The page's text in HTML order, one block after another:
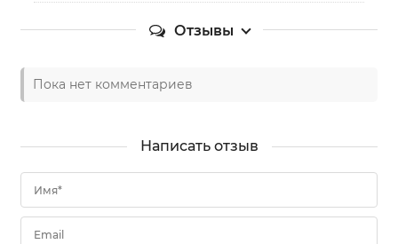
Отзывы
Пока нет комментариев
Написать отзыв
Имя*
Email